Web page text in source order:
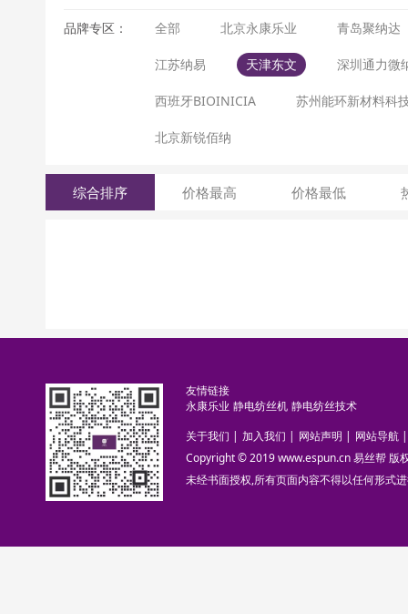
品牌专区： 全部 北京永康乐业 青岛聚纳达
江苏纳易 天津东文 深圳通力微
西班牙BIOINICIA 苏州能环新材料科
北京新锐佰纳
综合排序 价格最高 价格最低
友情链接
永康乐业 静电纺丝机 静电纺丝技术
关于我们 | 加入我们 | 网站声明 | 网站导航 |
Copyright © 2019 www.espun.cn 易丝帮 版
未经书面授权,所有页面内容不得以任何形式